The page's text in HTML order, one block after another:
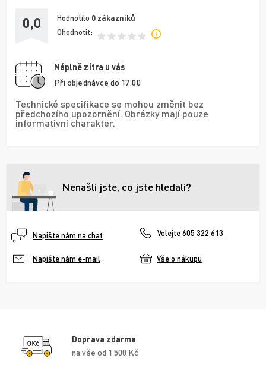
0,0 Hodnotilo 0 zákazníků
Ohodnotit:
Náplně zítra u vás
Při objednávce do 17:00
Technické specifikace se mohou změnit bez
předchozího upozornění. Obrázky mají pouze
informativní charakter.
Nenašli jste, co jste hledali?
Napište nám na chat Volejte 605 322 613
Napište nám e-mail Vše o nákupu
Doprava zdarma
na vše od 1 500 Kč